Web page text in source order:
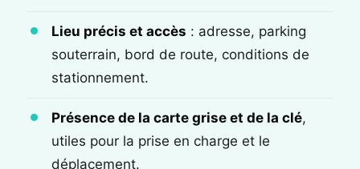
Lieu précis et accès : adresse, parking
souterrain, bord de route, conditions de
stationnement.
Présence de la carte grise et de la clé,
utiles pour la prise en charge et le
déplacement.